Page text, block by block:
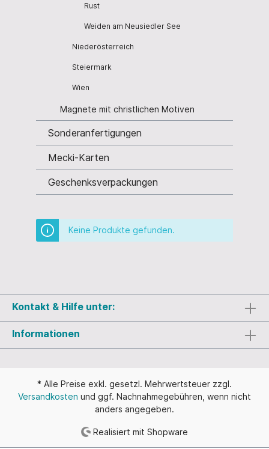
Rust
Weiden am Neusiedler See
Niederösterreich
Steiermark
Wien
Magnete mit christlichen Motiven
Sonderanfertigungen
Mecki-Karten
Geschenksverpackungen
Keine Produkte gefunden.
Kontakt & Hilfe unter:
Informationen
* Alle Preise exkl. gesetzl. Mehrwertsteuer zzgl.
Versandkosten und ggf. Nachnahmegebühren, wenn nicht
anders angegeben.
Realisiert mit Shopware